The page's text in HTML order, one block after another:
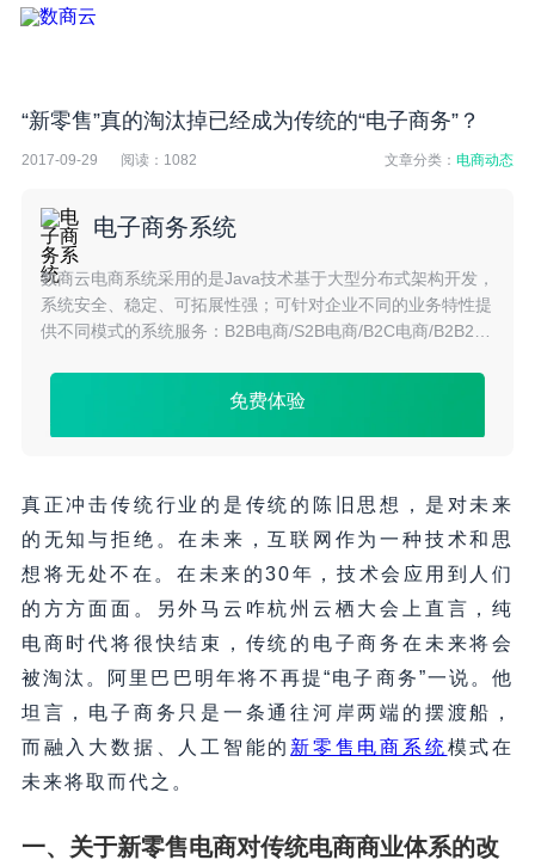
“新零售”真的淘汰掉已经成为传统的“电子商务”？
2017-09-29 阅读： 1082 文章分类：电商动态
电子商务系统
数商云电商系统采用的是Java技术基于大型分布式架构开发，
系统安全、稳定、可拓展性强；可针对企业不同的业务特性提
供不同模式的系统服务：B2B电商/S2B电商/B2C电商/B2B2C
免费体验
真正冲击传统行业的是传统的陈旧思想，是对未来
的无知与拒绝。在未来，互联网作为一种技术和思
想将无处不在。在未来的30年，技术会应用到人们
的方方面面。另外马云咋杭州云栖大会上直言，纯
电商时代将很快结束，传统的电子商务在未来将会
被淘汰。阿里巴巴明年将不再提“电子商务”一说。他
坦言，电子商务只是一条通往河岸两端的摆渡船，
而融入大数据、人工智能的 新零售电商系统模式在
未来将取而代之。
一、 关于新零售电商对传统电商商业体系的改